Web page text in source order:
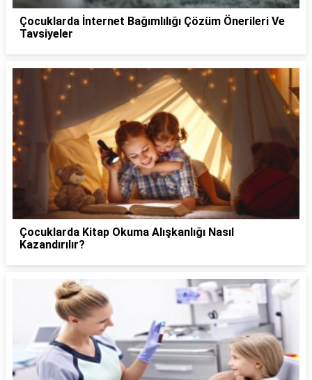
Çocuklarda İnternet Bağımlılığı Çözüm Önerileri Ve
Tavsiyeler
Çocuklarda Kitap Okuma Alışkanlığı Nasıl
Kazandırılır?